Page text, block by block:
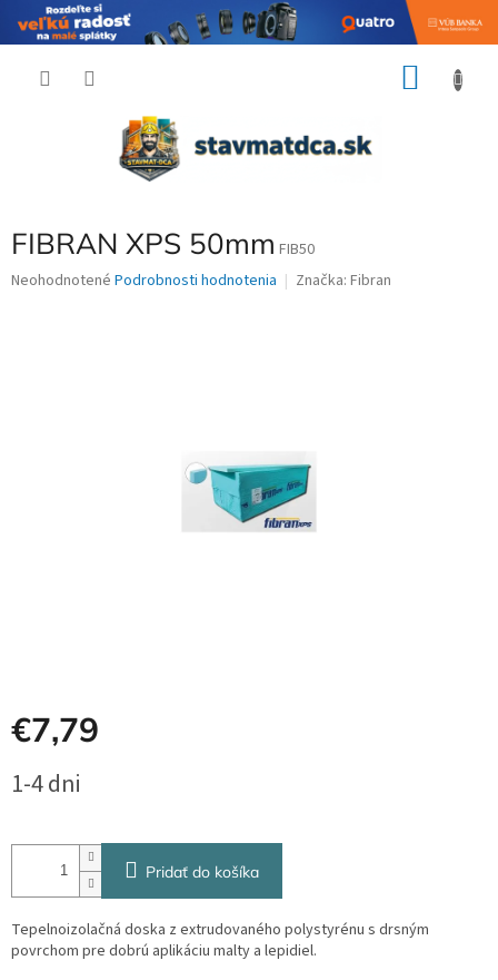
FIBRAN XPS 50mm FIB50
Priemerné
Neohodnotené Podrobnosti hodnotenia Značka: Fibran
€7,79
cena:
1-4 dni
Pridať do košíka
Tepelnoizolačná doska z extrudovaného polystyrénu s drsným
povrchom pre dobrú aplikáciu malty a lepidiel.